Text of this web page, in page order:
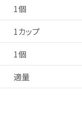
1個
1カップ
1個
適量